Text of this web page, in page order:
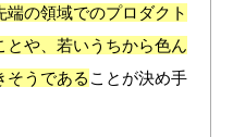
端の領域でのプロダクト
とや、若いうちから色ん
そうである ことが決め手